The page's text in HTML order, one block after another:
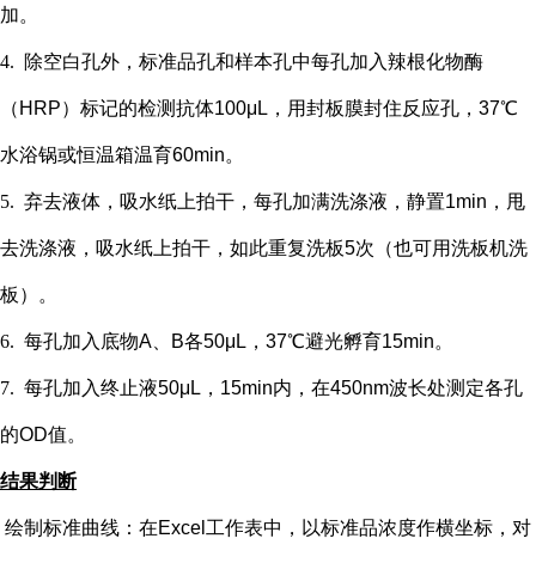
加。
4. 除空白孔外， 标准品孔和样本孔中每孔加入辣根化物酶
（ HRP）标记的检测抗体100μL，用封板膜封住反应孔，37℃
水浴锅或恒温箱温育60min。
5. 弃去液体，吸水纸上拍干，每孔加满洗涤液，静置1min，甩
去洗涤液，吸水纸上拍干，如此重复洗板5次（也可用洗板机洗
板）。
6. 每孔加入底物A、B各50μL，37℃避光孵育15min。
7. 每孔加入终止液50μL，15min内，在450nm波长处测定各孔
的OD值。
结果判断
绘制标准曲线：在Excel工作表中，以标准品浓度作横坐标，对